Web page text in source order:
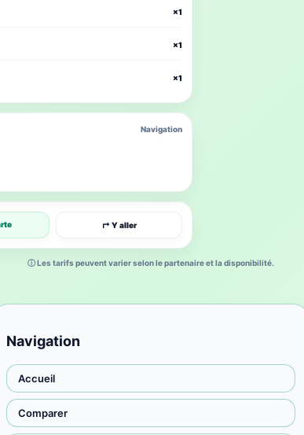
↱ Y aller
×1
×1
×1
Navigation
ⓘ Les tarifs peuvent varier selon le partenaire et la disponibilité.
Navigation
Accueil
Comparer